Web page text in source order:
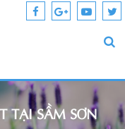
SẦM SƠN